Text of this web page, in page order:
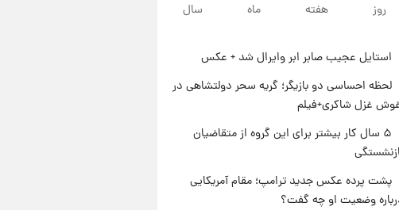
۱ روز پیش
۱۵ مرداد ۱۴۰۵ +جدول
قیمت طلا و سکه امروز پنجشنبه
۱۵ مرداد ۱۴۰۵
شارژ جدید کالابرگ برای سه
روز هفته ماه سال
استایل عجیب صابر ابر وایرال شد + عکس
لحظه احساسی دو بازیگر؛ گریه سحر دولتشاهی در
غزل شاکری+فیلم
۵ سال کار بیشتر برای این گروه از متقاضیان
پشت پرده عکس جدید ترامپ؛ مقام آمریکایی
وضعیت او چه گفت؟